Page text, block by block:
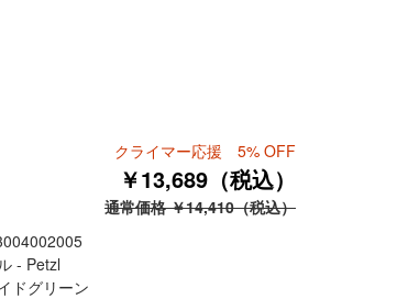
クライマー応援 5% OFF
￥13,689（税込）
通常価格 ￥14,410（税込）
- Petzl
ドグリーン